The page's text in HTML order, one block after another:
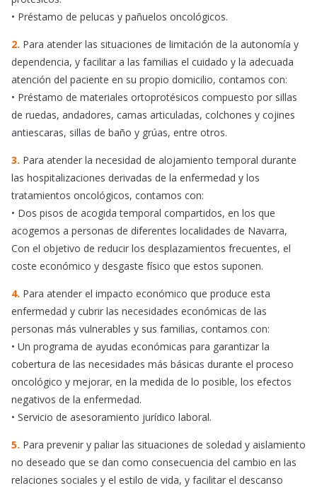
• Préstamo de pelucas y pañuelos oncológicos.
2. Para atender las situaciones de limitación de la autonomía y
dependencia, y facilitar a las familias el cuidado y la adecuada
atención del paciente en su propio domicilio, contamos con:
• Préstamo de materiales ortoprotésicos compuesto por sillas
de ruedas, andadores, camas articuladas, colchones y cojines
antiescaras, sillas de baño y grúas, entre otros.
3. Para atender la necesidad de alojamiento temporal durante
las hospitalizaciones derivadas de la enfermedad y los
tratamientos oncológicos, contamos con:
• Dos pisos de acogida temporal compartidos, en los que
acogemos a personas de diferentes localidades de Navarra,
Con el objetivo de reducir los desplazamientos frecuentes, el
coste económico y desgaste físico que estos suponen.
4. Para atender el impacto económico que produce esta
enfermedad y cubrir las necesidades económicas de las
personas más vulnerables y sus familias, contamos con:
• Un programa de ayudas económicas para garantizar la
cobertura de las necesidades más básicas durante el proceso
oncológico y mejorar, en la medida de lo posible, los efectos
negativos de la enfermedad.
• Servicio de asesoramiento jurídico laboral.
5. Para prevenir y paliar las situaciones de soledad y aislamiento
no deseado que se dan como consecuencia del cambio en las
relaciones sociales y el estilo de vida, y facilitar el descanso